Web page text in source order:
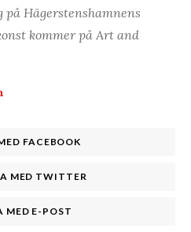
Hägerstenshamnens
kommer på Art and
FACEBOOK
MED TWITTER
MED E-POST